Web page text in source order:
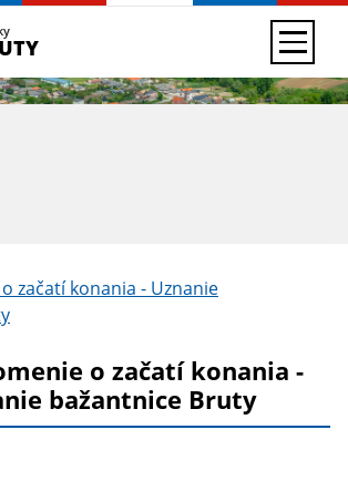
začatí konania - Uznanie
o začatí konania -
bažantnice Bruty